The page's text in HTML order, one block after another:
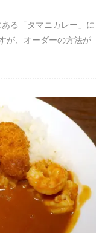
る「タマニカレー」に
が、オーダーの方法が